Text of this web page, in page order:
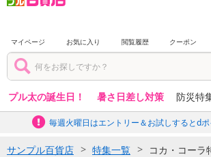
マイページ お気に入り 閲覧履歴 クーポン
プル太の誕生日！ 暑さ日差し対策 防災特
毎週火曜日はエントリー＆お試しするとd
サンプル百貨店 特集一覧 コカ・コーラ